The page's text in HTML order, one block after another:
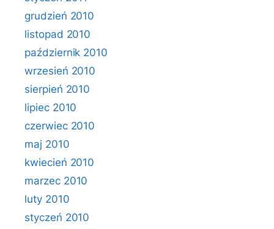
grudzień 2010
listopad 2010
październik 2010
wrzesień 2010
sierpień 2010
lipiec 2010
czerwiec 2010
maj 2010
kwiecień 2010
marzec 2010
luty 2010
styczeń 2010